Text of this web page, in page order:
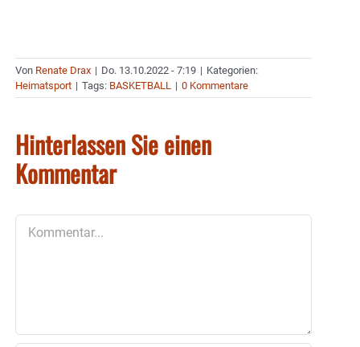
Von Renate Drax | Do. 13.10.2022 - 7:19 | Kategorien:
Heimatsport | Tags: BASKETBALL | 0 Kommentare
Hinterlassen Sie einen
Kommentar